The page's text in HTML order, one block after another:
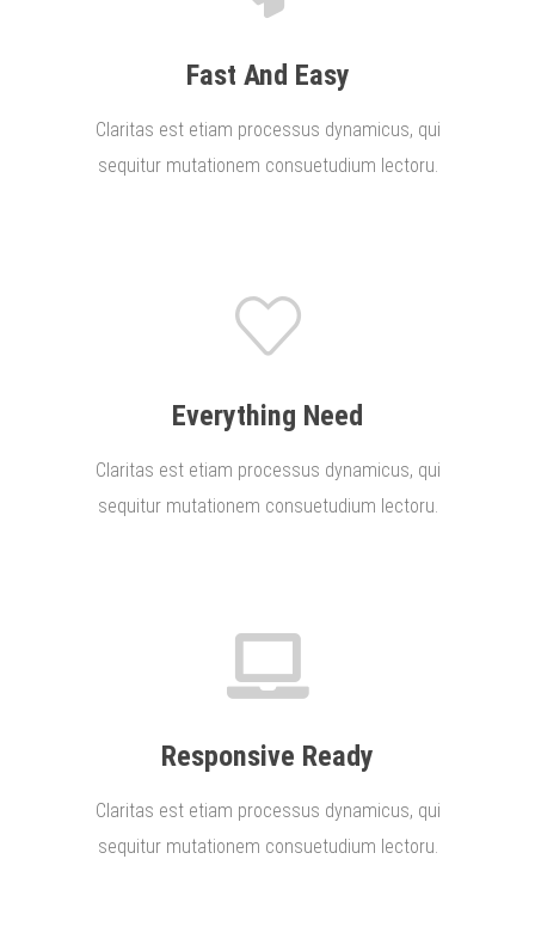
Fast And Easy
Claritas est etiam processus dynamicus, qui
sequitur mutationem consuetudium lectoru.
Everything Need
Claritas est etiam processus dynamicus, qui
sequitur mutationem consuetudium lectoru.
Responsive Ready
Claritas est etiam processus dynamicus, qui
sequitur mutationem consuetudium lectoru.